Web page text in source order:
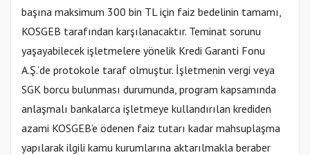
başına maksimum 300 bin TL için faiz bedelinin tamamı,
KOSGEB tarafından karşılanacaktır. Teminat sorunu
yaşayabilecek işletmelere yönelik Kredi Garanti Fonu
A.Ş.’de protokole taraf olmuştur. İşletmenin vergi veya
SGK borcu bulunması durumunda, program kapsamında
anlaşmalı bankalarca işletmeye kullandırılan krediden
azami KOSGEB’e ödenen faiz tutarı kadar mahsuplaşma
yapılarak ilgili kamu kurumlarına aktarılmakla beraber